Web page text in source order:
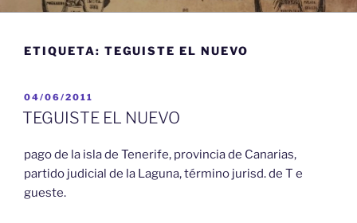
ETIQUETA: TEGUISTE EL NUEVO
PUBLICADO
EL
04/06/2011
TEGUISTE EL NUEVO
pago de la isla de Tenerife, provincia de Canarias,
partido judicial de la Laguna, término jurisd. de T e
gueste.